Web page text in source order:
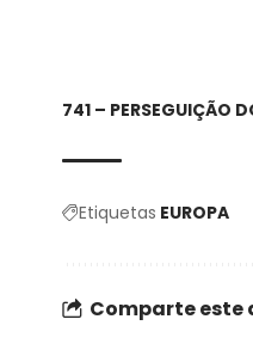
741 – PERSEGUIÇÃO
Etiquetas EUROPA
Comparte este